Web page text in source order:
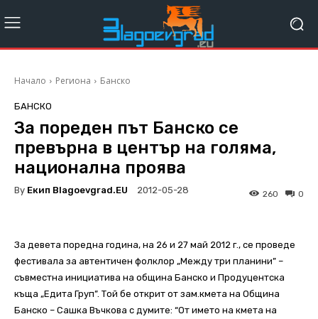
Начало Региона Банско
БАНСКО
За пореден път Банско се
превърна в център на голяма,
национална проява
By Екип Blagoevgrad.EU 2012-05-28 0
260
За девета поредна година, на 26 и 27 май 2012 г., се проведе
фестивала за автентичен фолклор „Между три планини” –
съвместна инициатива на община Банско и Продуцентска
къща „Едита Груп”. Той бе открит от зам.кмета на Община
Банско – Сашка Въчкова с думите: “От името на кмета на